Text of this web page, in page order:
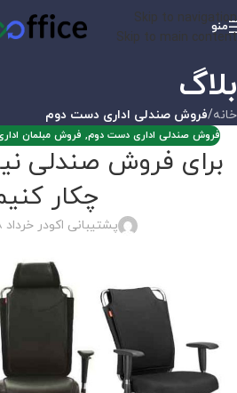
Skip to navigation
Skip to main content
منو
بلاگ
خانه/فروش صندلی اداری دست دوم
فروش صندلی اداری دست دوم, فروش مبلمان
برای فروش صندلی
چکار
پشتیبانی اکودر خرداد 28, 1403